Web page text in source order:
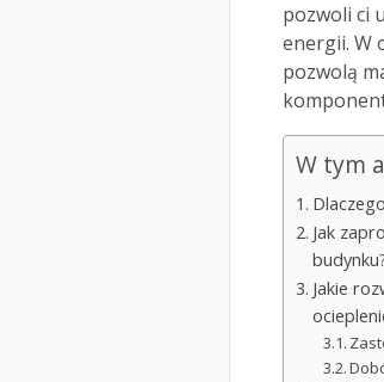
pozwoli ci
energii. W
pozwolą
W tym
Jak
Jakie